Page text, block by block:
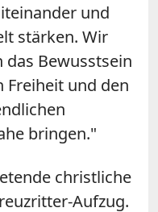
und
stärken. Wir
Bewusstsein
Freiheit und den
bringen."
christliche
Aufzug.